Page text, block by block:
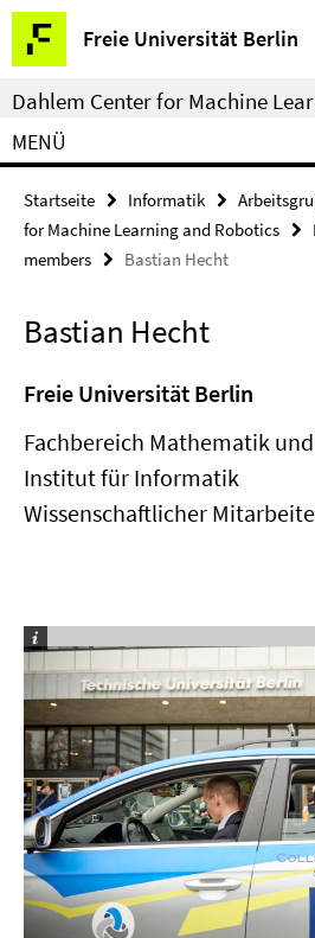
Springe
direkt
zu
Inhalt
Freie Universität Berlin
Service-
Navigation
Dahlem Center for Machine
MENÜ
Startseite Informatik
for Machine Learning and Robotics
members
Bastian Hecht
Bastian Hecht
Freie Universität Berlin
Fachbereich Mathematik
Institut für Informatik
Wissenschaftlicher